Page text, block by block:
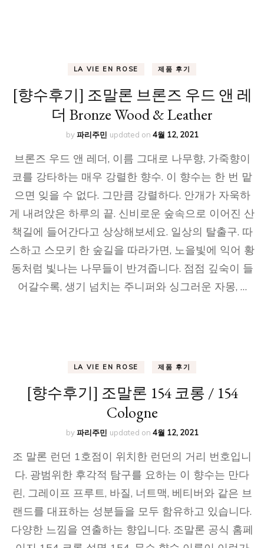
LA VIE EN ROSE 제품 후기
[향수후기] 조말론 브론즈 우드 앤 레
더 Bronze Wood & Leather
by파리주민 updated on 4월 12, 2021
브론즈 우드 앤 레더, 이름 그대로 나무향, 가죽향이
코를 강타하는 매우 강렬한 향수. 이 향수는 한 번 맡
으면 잊을 수 없다. 그만큼 강렬하다. 안개가 자욱하
게 내려앉은 하루의 끝. 신비로운 숲속으로 이어진 산
책길에 들어간다고 상상해보세요. 일상의 탈출구. 따
스하고 스모키 한 숲길을 따라가면, 노을빛에 익어 황
동처럼 빛나는 나무들이 반겨줍니다. 점점 깊숙이 들
어갈수록, 생기 넘치는 주니퍼와 싱그러운 자몽, …
LA VIE EN ROSE 제품 후기
[향수후기] 조말론 154 코롱 / 154
Cologne
by파리주민 updated on 4월 12, 2021
조 말론 런던 1호점이 위치한 런던의 거리 번호입니
다. 광범위한 후각적 탐구를 요하는 이 향수는 만다
린, 그레이프 프루트, 바질, 너트맥, 베티버와 같은 브
랜드를 대표하는 성분들을 모두 함유하고 있습니다.
다양한 느낌을 연출하는 향입니다. 조말론 공식 홈페